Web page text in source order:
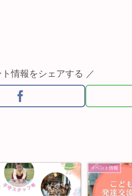
情報をシェアする ／
イベント情報